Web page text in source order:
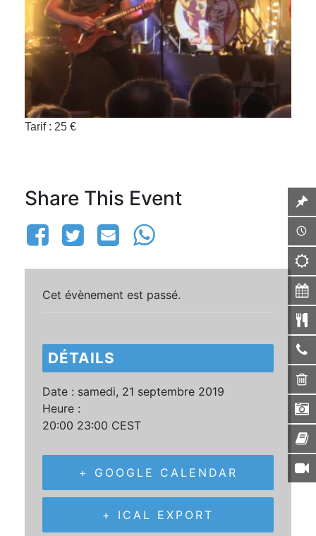
Tarif : 25 €
Share This Event
Cet évènement est passé.
DÉTAILS
Date : samedi, 21 septembre 2019
Heure :
20:00 23:00 CEST
+ GOOGLE CALENDAR
+ ICAL EXPORT